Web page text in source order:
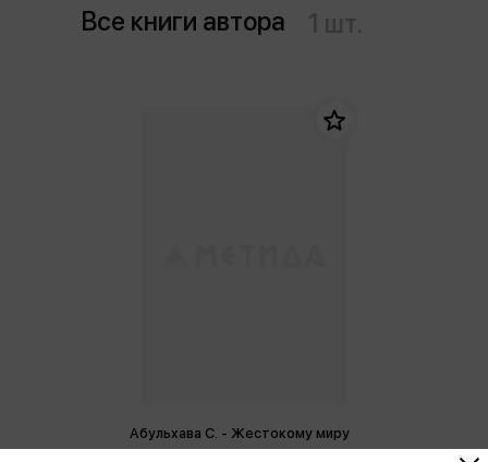
Все книги автора
Абульхава С. - Жестокому миру
вопреки